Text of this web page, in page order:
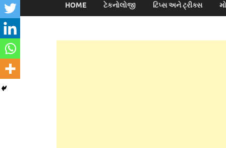
HOME ટેકનોલોજી ટિપ્સ અને ટ્રીક્સ